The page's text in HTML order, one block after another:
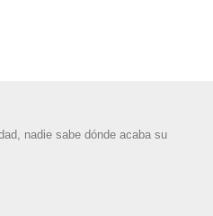
nadie sabe dónde acaba su